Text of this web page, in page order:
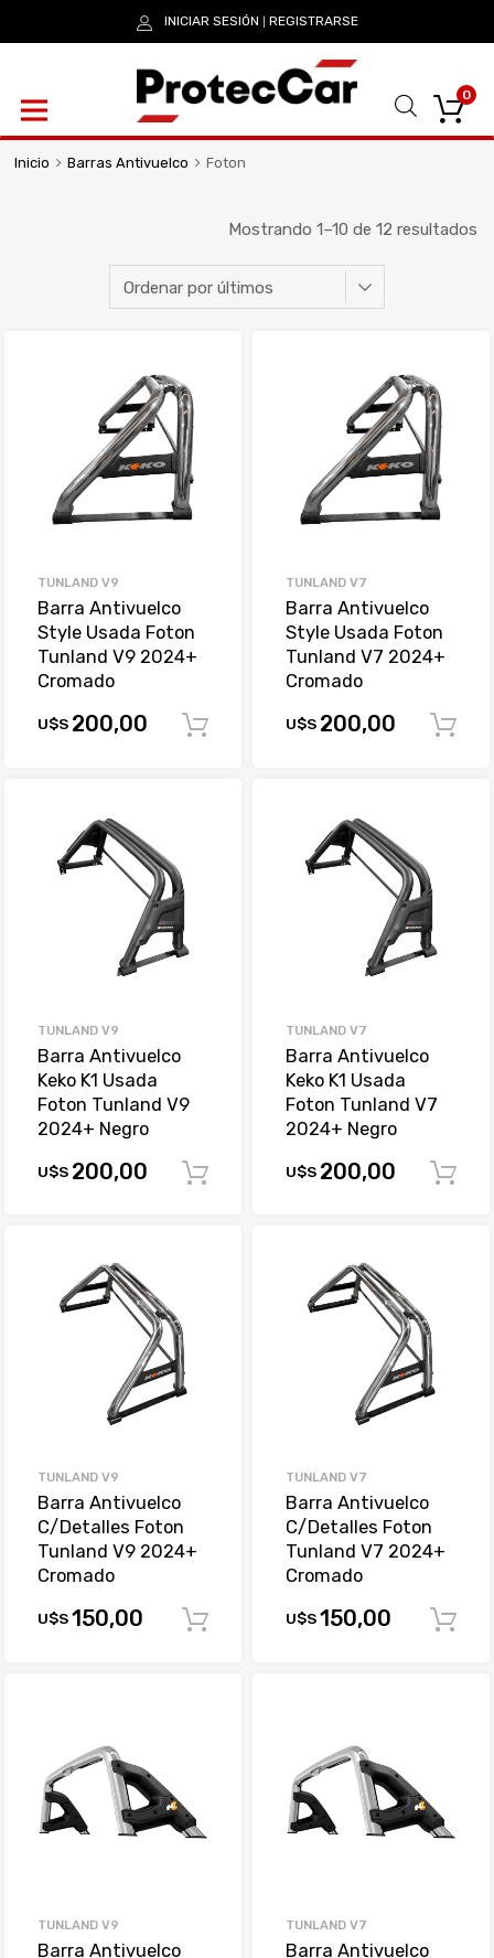
INICIAR SESIÓN REGISTRARSE
0
Inicio Barras Antivuelco Foton
Mostrando 1–10 de 12 resultados
TUNLAND V9
Barra Antivuelco
Style Usada Foton
Tunland V9 2024+
Cromado
U$S 200,00 Comprar
TUNLAND V7
Barra Antivuelco
Style Usada Foton
Tunland V7 2024+
Cromado
U$S 200,00
TUNLAND V9
Barra Antivuelco
Keko K1 Usada
Foton Tunland V9
2024+ Negro
U$S 200,00 Comprar
TUNLAND V7
Barra Antivuelco
Keko K1 Usada
Foton Tunland V7
2024+ Negro
U$S 200,00
TUNLAND V9
Barra Antivuelco
C/Detalles Foton
Tunland V9 2024+
Cromado
U$S150,00 Comprar
TUNLAND V7
Barra Antivuelco
C/Detalles Foton
Tunland V7 2024+
Cromado
U$S150,00
TUNLAND V9
Barra Antivuelco
TUNLAND V7
Barra Antivuelco